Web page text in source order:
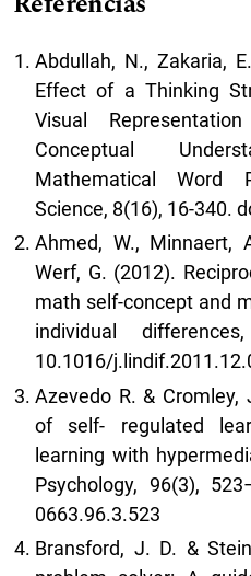
Abdullah, N., Zakaria,
Effect of a Thinking
Visual
Conceptual
Mathematical Word
Science, 8(16), 16-340.
Ahmed, W., Minnaert,
Werf, G. (2012).
math self-concept and
individual
10.1016/
Azevedo R. & Cromley,
of self- regulated
learning with
Psychology, 96(3),
0663.96.3.523
Bransford, J. D. &